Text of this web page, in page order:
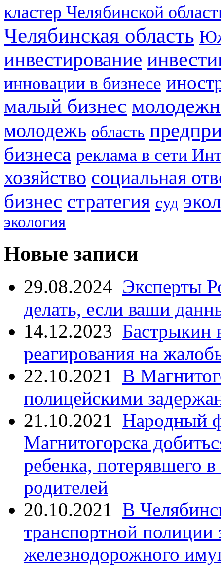
кластер Челябинской
Челябинская область
инвестирование
инновации в бизнесе
малый бизнес
молодежь область
бизнеса реклама в сети
хозяйство социальная
бизнес стратегия суд
экология
Новые записи
29.08.2024 Эксперты
делать, если ваши
14.12.2023 Бастрыкин
реагирования на
22.10.2021 В
полицейскими
21.10.2021 Народный
Магнитогорска
ребенка, потерявшего
родителей
20.10.2021 В
транспортной
железнодорожного